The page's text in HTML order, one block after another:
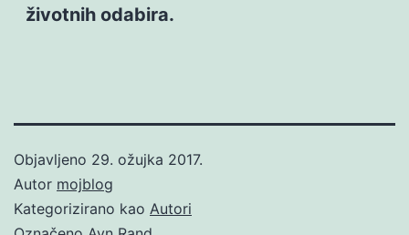
životnih odabira.
Objavljeno 29. ožujka 2017.
Autor mojblog
Kategorizirano kao Autori